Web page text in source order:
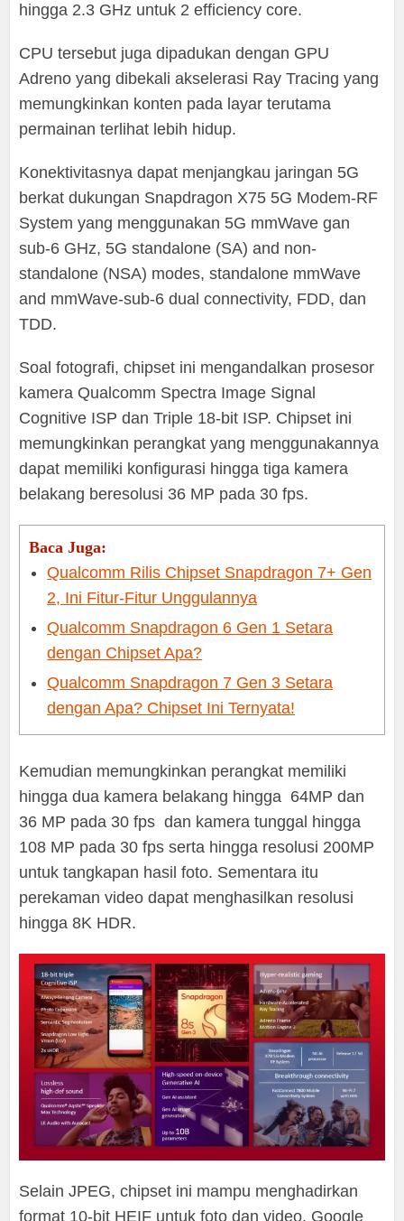
hingga 2.3 GHz untuk 2 efficiency core.
CPU tersebut juga dipadukan dengan GPU
Adreno yang dibekali akselerasi Ray Tracing yang
memungkinkan konten pada layar terutama
permainan terlihat lebih hidup.
Konektivitasnya dapat menjangkau jaringan 5G
berkat dukungan Snapdragon X75 5G Modem-RF
System yang menggunakan 5G mmWave gan
sub-6 GHz, 5G standalone (SA) and non-
standalone (NSA) modes, standalone mmWave
and mmWave-sub-6 dual connectivity, FDD, dan
TDD.
Soal fotografi, chipset ini mengandalkan prosesor
kamera Qualcomm Spectra Image Signal
Cognitive ISP dan Triple 18-bit ISP. Chipset ini
memungkinkan perangkat yang menggunakannya
dapat memiliki konfigurasi hingga tiga kamera
belakang beresolusi 36 MP pada 30 fps.
Baca Juga:
Qualcomm Rilis Chipset Snapdragon 7+ Gen
2, Ini Fitur-Fitur Unggulannya
Qualcomm Snapdragon 6 Gen 1 Setara
dengan Chipset Apa?
Qualcomm Snapdragon 7 Gen 3 Setara
dengan Apa? Chipset Ini Ternyata!
Kemudian memungkinkan perangkat memiliki
hingga dua kamera belakang hingga 64MP dan
36 MP pada 30 fps dan kamera tunggal hingga
108 MP pada 30 fps serta hingga resolusi 200MP
untuk tangkapan hasil foto. Sementara itu
perekaman video dapat menghasilkan resolusi
hingga 8K HDR.
Selain JPEG, chipset ini mampu menghadirkan
format 10-bit HEIF untuk foto dan video, Google